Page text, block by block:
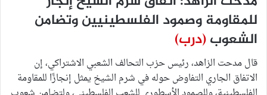
للمقاومة وصمود الفلسطينيين وتضامن
الشعوب(درب)
قال مدحت الزاهد، رئيس حزب التحالف الشعبي الاشتراكي، إن
الاتفاق الجاري التفاوض حوله في شرم الشيخ يمثل إنجازًا للمقاومة